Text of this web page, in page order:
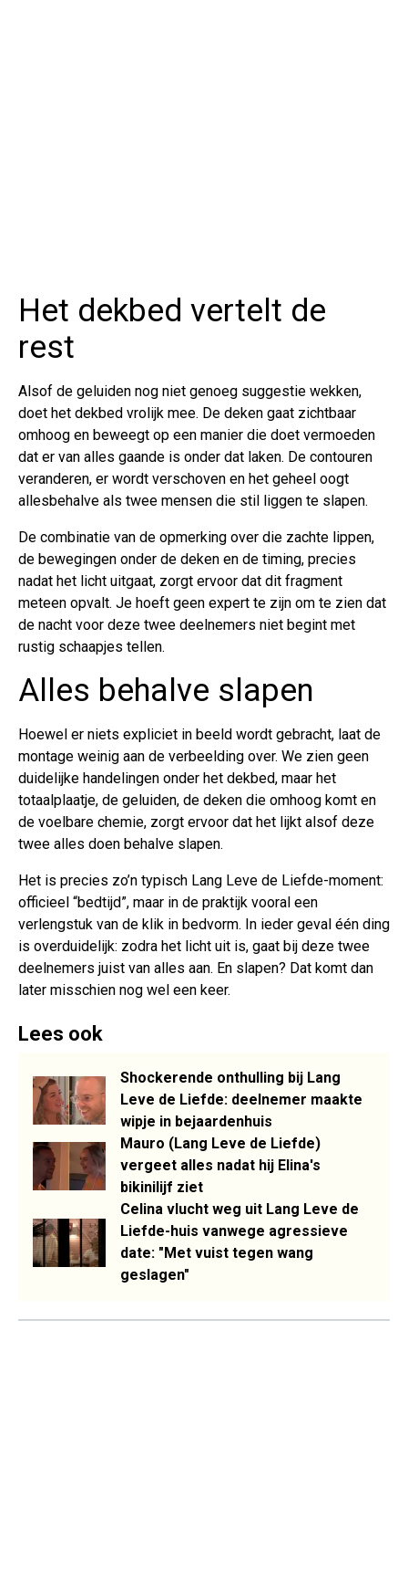
Het dekbed vertelt de
rest
Alsof de geluiden nog niet genoeg suggestie wekken,
doet het dekbed vrolijk mee. De deken gaat zichtbaar
omhoog en beweegt op een manier die doet vermoeden
dat er van alles gaande is onder dat laken. De contouren
veranderen, er wordt verschoven en het geheel oogt
allesbehalve als twee mensen die stil liggen te slapen.
De combinatie van de opmerking over die zachte lippen,
de bewegingen onder de deken en de timing, precies
nadat het licht uitgaat, zorgt ervoor dat dit fragment
meteen opvalt. Je hoeft geen expert te zijn om te zien dat
de nacht voor deze twee deelnemers niet begint met
rustig schaapjes tellen.
Alles behalve slapen
Hoewel er niets expliciet in beeld wordt gebracht, laat de
montage weinig aan de verbeelding over. We zien geen
duidelijke handelingen onder het dekbed, maar het
totaalplaatje, de geluiden, de deken die omhoog komt en
de voelbare chemie, zorgt ervoor dat het lijkt alsof deze
twee alles doen behalve slapen.
Het is precies zo’n typisch Lang Leve de Liefde-moment:
officieel “bedtijd”, maar in de praktijk vooral een
verlengstuk van de klik in bedvorm. In ieder geval één ding
is overduidelijk: zodra het licht uit is, gaat bij deze twee
deelnemers juist van alles aan. En slapen? Dat komt dan
later misschien nog wel een keer.
Lees ook
Shockerende onthulling bij Lang
Leve de Liefde: deelnemer maakte
wipje in bejaardenhuis
Mauro (Lang Leve de Liefde)
vergeet alles nadat hij Elina's
bikinilijf ziet
Celina vlucht weg uit Lang Leve de
Liefde-huis vanwege agressieve
date: "Met vuist tegen wang
geslagen"